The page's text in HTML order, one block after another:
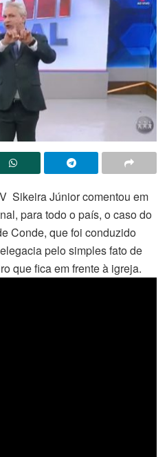
Sikeira Júnior comentou em
para todo o país, o caso do
Conde, que foi conduzido
pelo simples fato de
que fica em frente à igreja.